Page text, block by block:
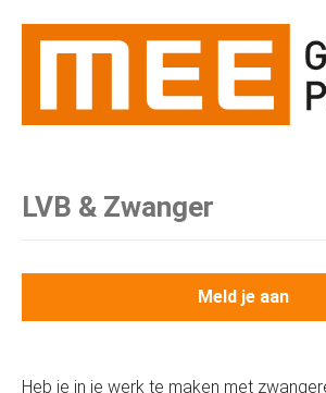
LVB & Zwanger
Meld je aan
Heb je in je werk te maken met